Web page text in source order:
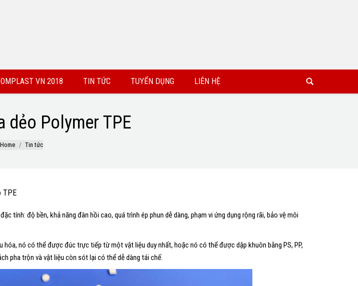
VN 2018 TIN TỨC TUYỂN DỤNG LIÊN HỆ
dẻo Polymer TPE
Home Tin tức
TPE
tính: độ bền, khả năng đàn hồi cao, quá trình ép phun dễ dàng, phạm vi ứng dụng rộng rãi, bảo vệ môi
hóa, nó có thể được đúc trực tiếp từ một vật liệu duy nhất, hoặc nó có thể được dập khuôn bằng PS, PP,
pha trộn và vật liệu còn sót lại có thể dễ dàng tái chế.